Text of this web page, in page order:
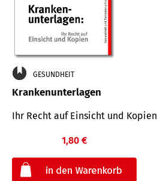
GESUNDHEIT
Krankenunterlagen
Ihr Recht auf Einsicht und Kopien
1,80 €